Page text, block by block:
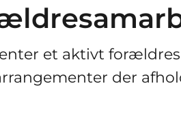
et aktivt
der